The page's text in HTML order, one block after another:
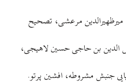
میرظهیرالدین مرعشی، تصحیح
الدین بن حاجی حسین لاهیجی،